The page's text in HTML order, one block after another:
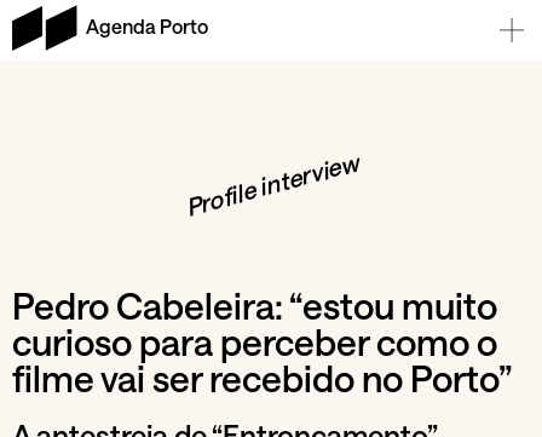
Agenda Porto
Profile interview
Pedro Cabeleira: “estou muito
curioso para perceber como o
filme vai ser recebido no Porto”